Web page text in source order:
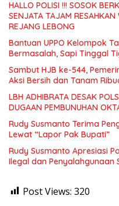
HALLO POLISI !!! SOSOK
SENJATA TAJAM RESAHKAN
REJANG LEBONG
Bantuan UPPO Kelompok
Bermasalah, Sapi Tinggal
Sambut HJB ke-544,
Aksi Bersih dan Tanam
LBH ADHIBRATA DESAK
DUGAAN PEMBUNUHAN
Rudy Susmanto Terima
Lewat “Lapor Pak Bupati”
Rudy Susmanto Apresiasi
Ilegal dan Penyalahgunaan
Post Views: 320